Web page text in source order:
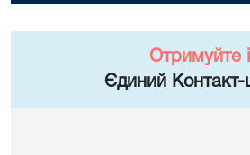
Отримуйте
Єдиний Контакт-